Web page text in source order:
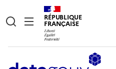
RÉPUBLIQUE
FRANÇAISE